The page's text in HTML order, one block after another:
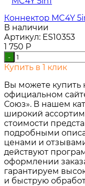
Коннектор MC4Y
В наличии
Артикул: ES10353
1 750 Р
-
Купить в 1 клик
Вы можете купить
официальном
Союз». В нашем
широкий
стоимости
подробными
ценами и
действуют
оформлении
гарантируем
и быструю